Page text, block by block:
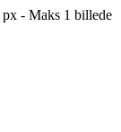
- Maks 1 billede